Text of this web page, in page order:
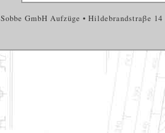
Sobbe GmbH Aufzüge • Hildebrandstraβe